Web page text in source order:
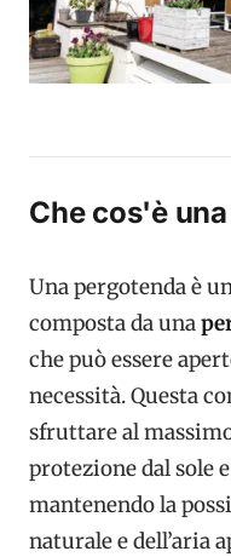
Che cos'è
Una pergotenda è
composta da una
che può essere
necessità. Questa
sfruttare al
protezione dal sole
mantenendo la
naturale e dell’aria